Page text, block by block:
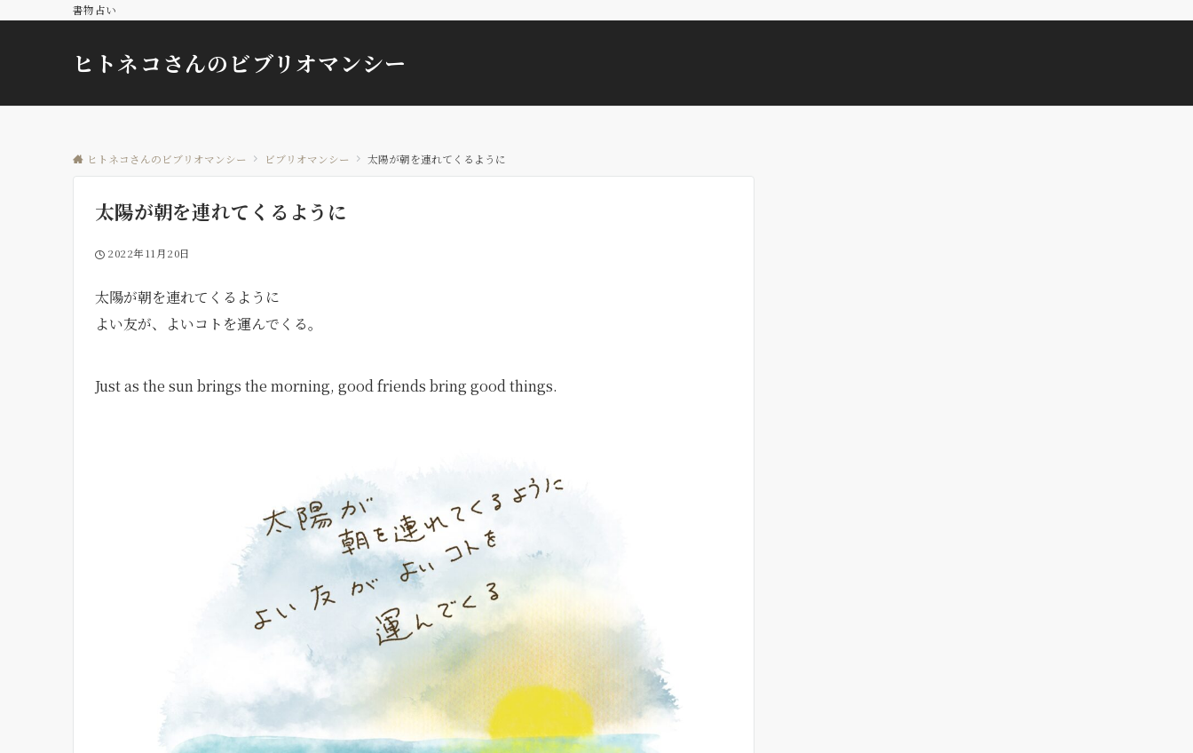
書物占い
ヒトネコさんのビブリオマンシー
ヒトネコさんのビブリオマンシー ビブリオマンシー 太陽が朝を連れてくるように
太陽が朝を連れてくるように
2022年11月20日
太陽が朝を連れてくるように
よい友が、よいコトを運んでくる。
Just as the sun brings the morning, good friends bring good things.